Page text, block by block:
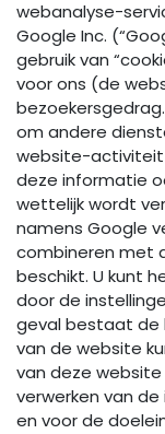
webanalyse-
Google Inc.
gebruik van
voor ons (de
om andere
website-activiteit
deze informatie
wettelijk wordt
namens Google
combineren met
beschikt. U kunt
door de
geval bestaat de
van de website
van deze
verwerken van
en voor de